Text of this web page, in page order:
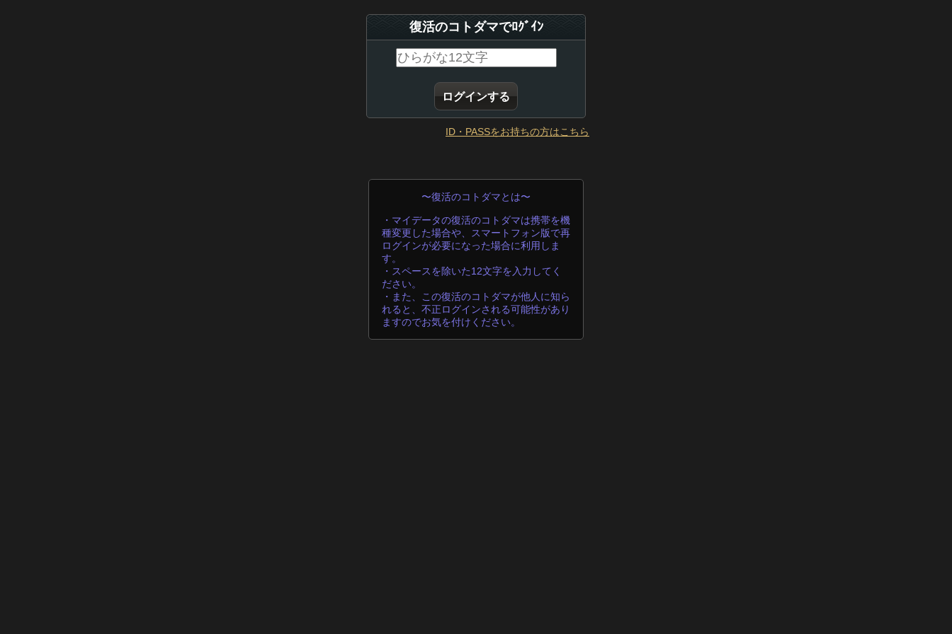
復活のコトダマでﾛｸﾞｲﾝ
ID・PASSをお持ちの方はこちら
〜復活のコトダマとは〜
・マイデータの復活のコトダマは携帯を機
種変更した場合や、スマートフォン版で再
ログインが必要になった場合に利用しま
す。
・スペースを除いた12文字を入力してく
ださい。
・また、この復活のコトダマが他人に知ら
れると、不正ログインされる可能性があり
ますのでお気を付けください。